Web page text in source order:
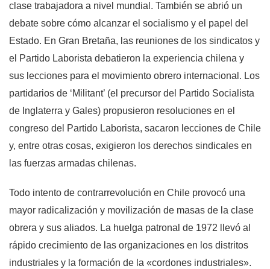
clase trabajadora a nivel mundial. También se abrió un
debate sobre cómo alcanzar el socialismo y el papel del
Estado. En Gran Bretaña, las reuniones de los sindicatos y
el Partido Laborista debatieron la experiencia chilena y
sus lecciones para el movimiento obrero internacional. Los
partidarios de ‘Militant’ (el precursor del Partido Socialista
de Inglaterra y Gales) propusieron resoluciones en el
congreso del Partido Laborista, sacaron lecciones de Chile
y, entre otras cosas, exigieron los derechos sindicales en
las fuerzas armadas chilenas.
Todo intento de contrarrevolución en Chile provocó una
mayor radicalización y movilización de masas de la clase
obrera y sus aliados. La huelga patronal de 1972 llevó al
rápido crecimiento de las organizaciones en los distritos
industriales y la formación de la «cordones industriales».